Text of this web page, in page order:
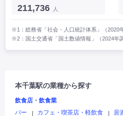
211,736 人
※1：総務省「社会・人口統計体系」（2020
※2：国土交通省「国土数値情報」（2024年
本千葉駅の業種から探す
飲食店・飲食業
バー
カフェ・喫茶店・軽飲食 居